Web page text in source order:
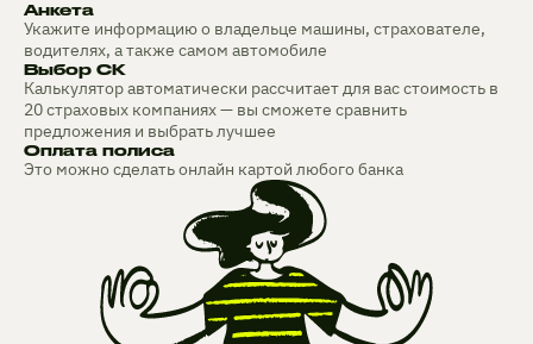
Анкета
Укажите информацию о владельце машины, страхователе,
водителях, а также самом автомобиле
Выбор СК
Калькулятор автоматически рассчитает для вас стоимость в
20 страховых компаниях — вы сможете сравнить
предложения и выбрать лучшее
Оплата полиса
Это можно сделать онлайн картой любого банка